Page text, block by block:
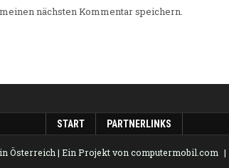
nächsten Kommentar speichern.
START PARTNERLINKS
Österreich | Ein Projekt von computermobil.com